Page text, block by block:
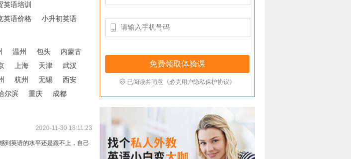

 已阅读并同意《必克用户隐私保护协议》
英语培训
英语价格
小升初英语
温州 包头
内蒙古
上海 天津
武汉
杭州 无锡
西安
尔滨 重庆
成都
2020-11-30 18:11:23
到英语的水平还是跟不上，自己